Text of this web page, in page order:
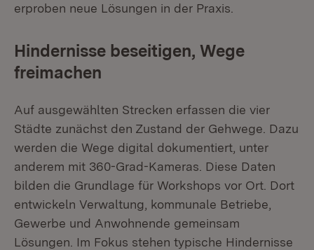
erproben neue Lösungen in der Praxis.
Hindernisse beseitigen, Wege
freimachen
Auf ausgewählten Strecken erfassen die vier
Städte zunächst den Zustand der Gehwege. Dazu
werden die Wege digital dokumentiert, unter
anderem mit 360-Grad-Kameras. Diese Daten
bilden die Grundlage für Workshops vor Ort. Dort
entwickeln Verwaltung, kommunale Betriebe,
Gewerbe und Anwohnende gemeinsam
Lösungen. Im Fokus stehen typische Hindernisse